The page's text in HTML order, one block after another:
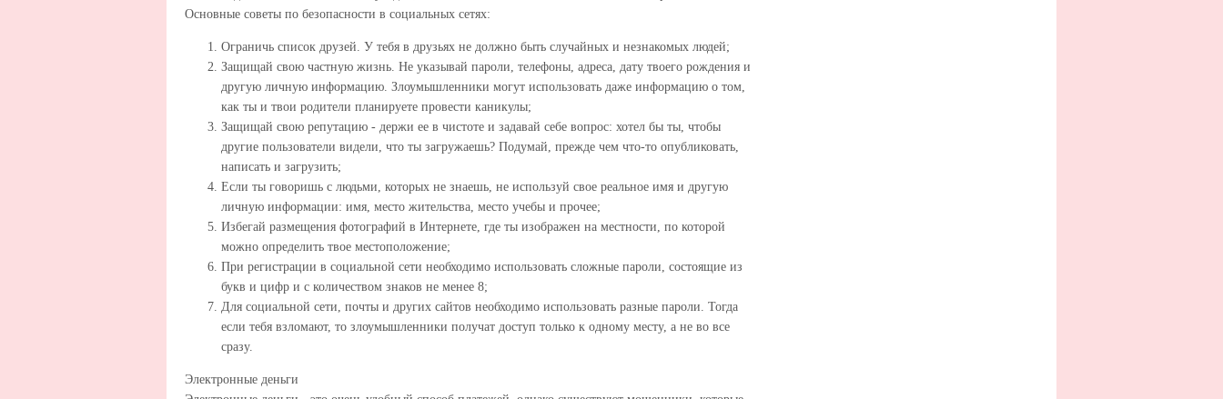
Основные советы по безопасности в социальных сетях:
Ограничь список друзей. У тебя в друзьях не должно быть случайных и незнакомых людей;
Защищай свою частную жизнь. Не указывай пароли, телефоны, адреса, дату твоего рождения и
другую личную информацию. Злоумышленники могут использовать даже информацию о том,
как ты и твои родители планируете провести каникулы;
Защищай свою репутацию - держи ее в чистоте и задавай себе вопрос: хотел бы ты, чтобы
другие пользователи видели, что ты загружаешь? Подумай, прежде чем что-то опубликовать,
написать и загрузить;
Если ты говоришь с людьми, которых не знаешь, не используй свое реальное имя и другую
личную информации: имя, место жительства, место учебы и прочее;
Избегай размещения фотографий в Интернете, где ты изображен на местности, по которой
можно определить твое местоположение;
При регистрации в социальной сети необходимо использовать сложные пароли, состоящие из
букв и цифр и с количеством знаков не менее 8;
Для социальной сети, почты и других сайтов необходимо использовать разные пароли. Тогда
если тебя взломают, то злоумышленники получат доступ только к одному месту, а не во все
сразу.
Электронные деньги